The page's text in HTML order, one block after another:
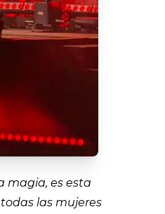
magia, es esta
las mujeres